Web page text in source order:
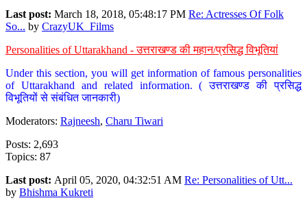
Last post: March 18, 2018, 05:48:17 PM Re: Actresses Of Folk
So... by CrazyUK_Films
Personalities of Uttarakhand - उत्तराखण्ड की महान/प्रसिद्ध विभूतियां
Under this section, you will get information of famous personalities
of Uttarakhand and related information. ( उत्तराखण्ड की प्रसिद्ध
विभूतियों से संबंधित जानकारी)
Moderators: Rajneesh, Charu Tiwari
Posts: 2,693
Topics: 87
Last post: April 05, 2020, 04:32:51 AM Re: Personalities of Utt...
by Bhishma Kukreti